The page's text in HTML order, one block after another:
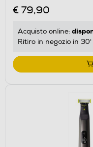
€ 79,90
Acquisto online:
Ritiro in negozio in